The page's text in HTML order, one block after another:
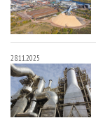
28.11.2025